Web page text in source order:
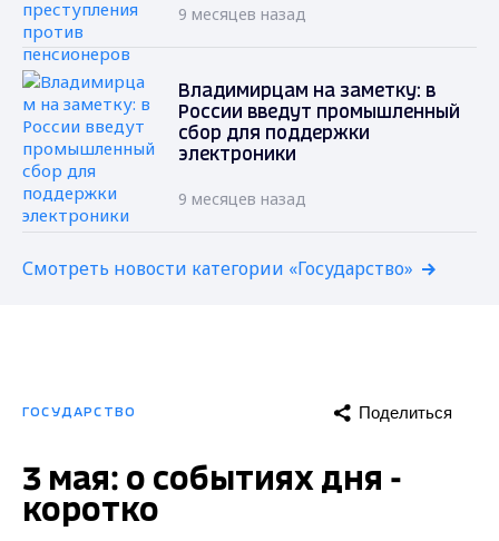
9 месяцев назад
Владимирцам на заметку: в
России введут промышленный
сбор для поддержки
электроники
9 месяцев назад
Смотреть новости категории «Государство»
ГОСУДАРСТВО Поделиться
3 мая: о событиях дня -
коротко